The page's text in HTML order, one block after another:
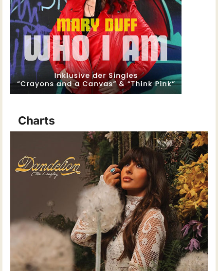
Charts